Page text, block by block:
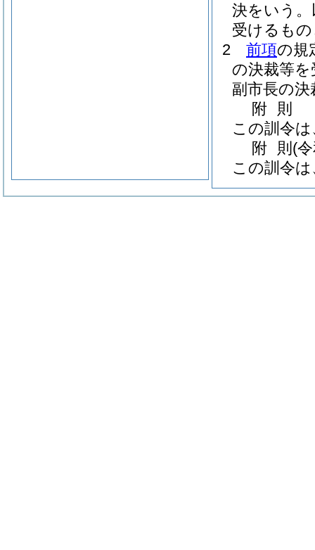
決をいう
受けるも
2
前項の規
の決裁等
副市長の
附 則
この訓令
附 則 (
この訓令